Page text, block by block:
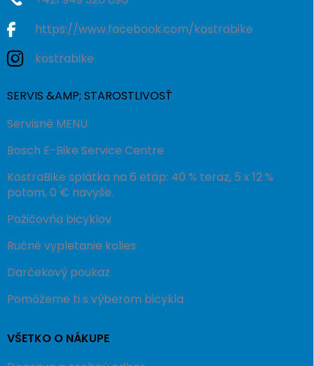
https://www.facebook.com/kostrabike
kostrabike
SERVIS &AMP; STAROSTLIVOSŤ
Servisné MENU
Bosch E-Bike Service Centre
KostraBike splátka na 6 etáp: 40 % teraz, 5 x 12 %
potom, 0 € navyše.
Požičovňa bicyklov
Ručné vypletanie kolies
Darčekový poukaz
Pomôžeme ti s výberom bicykla
VŠETKO O NÁKUPE